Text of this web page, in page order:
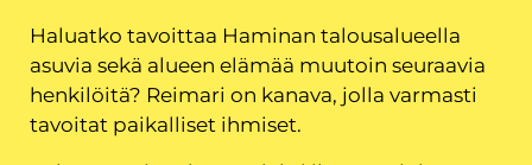
Haluatko tavoittaa Haminan talousalueella
asuvia sekä alueen elämää muutoin seuraavia
henkilöitä? Reimari on kanava, jolla varmasti
tavoitat paikalliset ihmiset.